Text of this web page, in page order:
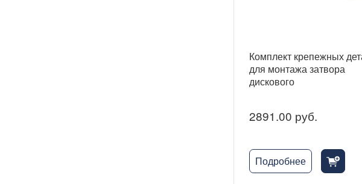
Комплект крепежных
для монтажа затвора
дискового
2891.00 руб.
Подробнее cart_fill_badge_plus